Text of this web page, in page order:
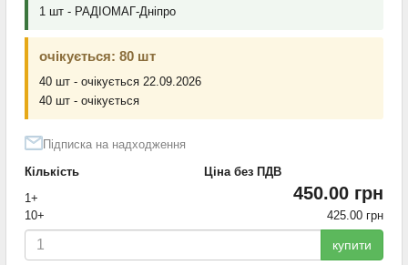
1 шт - РАДІОМАГ-Дніпро
очікується: 80 шт
40 шт - очікується 22.09.2026
40 шт - очікується
Підписка на надходження
Кількість
Ціна без ПДВ
1+
450.00 грн
10+ 425.00 грн
купити